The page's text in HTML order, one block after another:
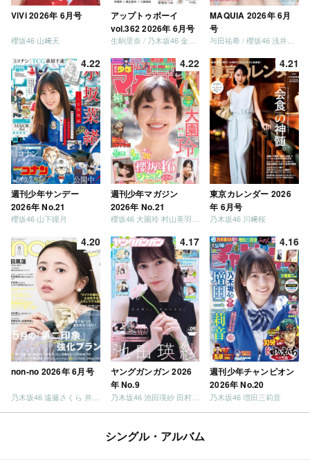
ViVi 2026年 6月号
櫻坂46 山﨑天
アップトゥボーイ
vol.362 2026年 6月号
生駒里奈 / 乃木坂46 金川紗耶 森平麗心
MAQUIA 2026年 6月
号
与田祐希 / 櫻坂46 浅井恋乃未
4.22
週刊少年サンデー
2026年 No.21
櫻坂46 山下瞳月
4.22
週刊少年マガジン
2026年 No.21
4.21
東京カレンダー 2026
年 6月号
乃木坂46 川﨑桜
4.20
non-no 2026年 6月号
4.17
ヤングガンガン 2026
年 No.9
乃木坂46 池田瑛紗 田村真佑
4.16
週刊少年チャンピオン
2026年 No.20
乃木坂46 増田三莉音
シングル・アルバム